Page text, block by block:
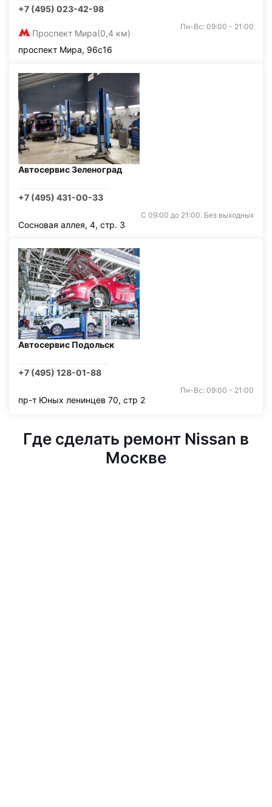
+7 (495) 023-42-98
Проспект Мира(0,4 км)
Пн-Вс: 09:00 - 21:00
проспект Мира, 96с16
Автосервис Зеленоград
+7 (495) 431-00-33
С 09:00 до 21:00. Без выходных
Сосновая аллея, 4, стр. 3
Автосервис Подольск
+7 (495) 128-01-88
Пн-Вс: 09:00 - 21:00
пр-т Юных ленинцев 70, стр 2
Где сделать ремонт Nissan в
Москве